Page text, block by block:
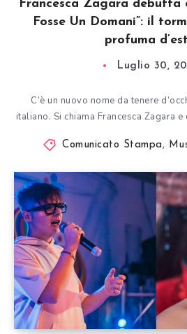
Francesca Zagara debutta
Fosse Un Domani”: il
profuma
Luglio 30,
C’è un nuovo nome da tenere
italiano. Si chiama Francesca Zagara
Comunicato Stampa,